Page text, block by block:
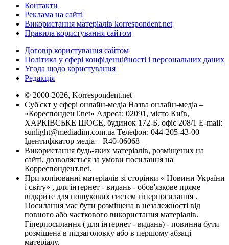
Контакти
Реклама на сайті
Використання матеріалів korrespondent.net
Правила користування сайтом
Договір користування сайтом
Політика у сфері конфіденційності і персональних даних
Угода щодо користування
Редакція
© 2000-2026, Korrespondent.net
Суб'єкт у сфері онлайн-медіа Назва онлайн-медіа –
«КореспонденТ.net» Адреса: 02091, місто Київ,
ХАРКІВСЬКЕ ШОСЕ, будинок 172-Б, офіс 208/1 E-mail:
sunlight@mediadim.com.ua Телефон: 044-205-43-00
Ідентифікатор медіа – R40-06068
Використання будь-яких матеріалів, розміщених на
сайті, дозволяється за умови посилання на
Корреспондент.net.
При копіюванні матеріалів зі сторінки « Новини України
і світу» , для інтернет - видань - обов'язкове пряме
відкрите для пошукових систем гіперпосилання .
Посилання має бути розміщена в незалежності від
повного або часткового використання матеріалів.
Гіперпосилання ( для інтернет - видань) - повинна бути
розміщена в підзаголовку або в першому абзаці
матеріалу.